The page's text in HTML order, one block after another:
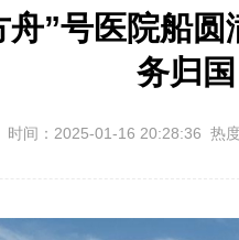
”号医院船
务归国
间：2025-01-16 20:28:36 热